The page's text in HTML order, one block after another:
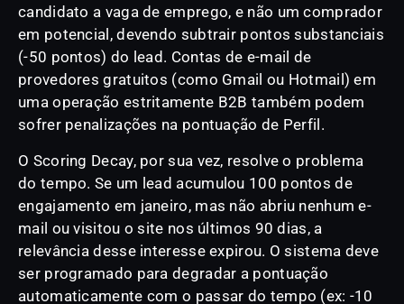
candidato a vaga de emprego, e não um comprador
em potencial, devendo subtrair pontos substanciais
(-50 pontos) do lead. Contas de e-mail de
provedores gratuitos (como Gmail ou Hotmail) em
uma operação estritamente B2B também podem
sofrer penalizações na pontuação de Perfil.
O Scoring Decay, por sua vez, resolve o problema
do tempo. Se um lead acumulou 100 pontos de
engajamento em janeiro, mas não abriu nenhum e-
mail ou visitou o site nos últimos 90 dias, a
relevância desse interesse expirou. O sistema deve
ser programado para degradar a pontuação
automaticamente com o passar do tempo (ex: -10